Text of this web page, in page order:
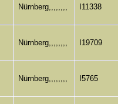
Nürnberg,,,,,,,, I11338
Nürnberg,,,,,,,, I19709
Nürnberg,,,,,,,, I5765